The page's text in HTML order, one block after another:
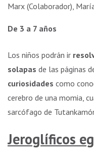
Marx (Colaborador),
De 3 a 7 años
Los niños podrán ir
solapas de las páginas
curiosidades como
cerebro de una momia,
sarcófago de
Jeroglíficos